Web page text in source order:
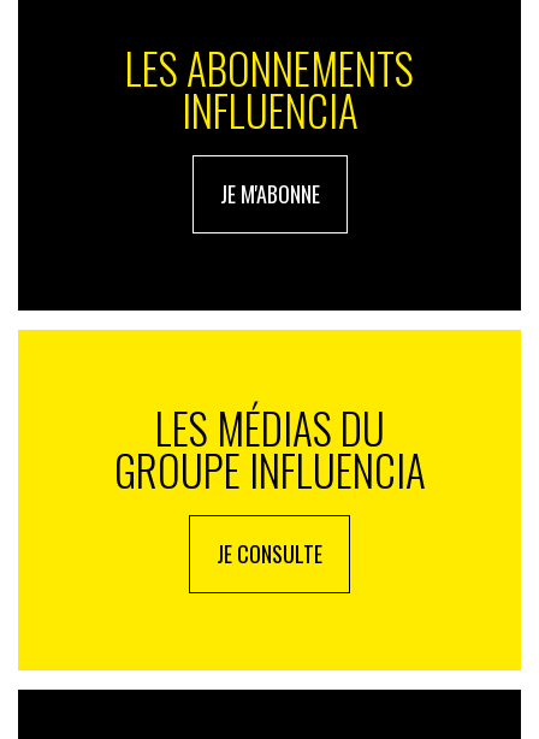
LES ABONNEMENTS
INFLUENCIA
JE M'ABONNE
LES MÉDIAS DU
GROUPE INFLUENCIA
JE CONSULTE